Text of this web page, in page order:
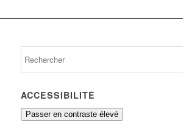
ACCESSIBILITÉ
Passer en contraste élevé